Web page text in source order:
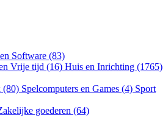
Software (83)
Vrije tijd (16) Huis en Inrichting (1765)
(80) Spelcomputers en Games (4) Sport
goederen (64)